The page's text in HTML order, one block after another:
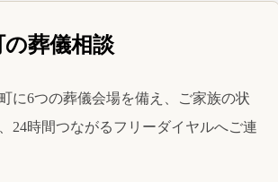
葬儀相談
に6つの葬儀会場を備え、ご家族の状
24時間つながるフリーダイヤルへご連